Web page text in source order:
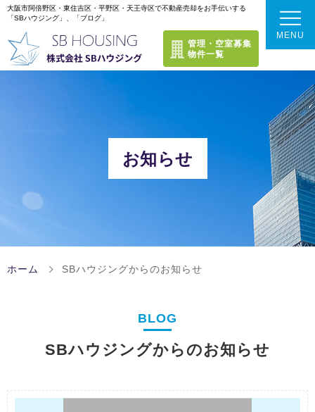
大阪市阿倍野区・東住吉区・平野区・天王寺区で不動産売却をお手伝いする
「SBハウジング」、「ブログ」
管理・空室募集
物件一覧
MENU
トップページ
不動産売却成功のポイント
当社のサービス
当社のサービスラインナップ
すぐにでも現金化したい方
ローンにお困りの方
これまでの実績
お知らせ
ホーム SBハウジングからのお知らせ
BLOG
SBハウジングからのお知らせ